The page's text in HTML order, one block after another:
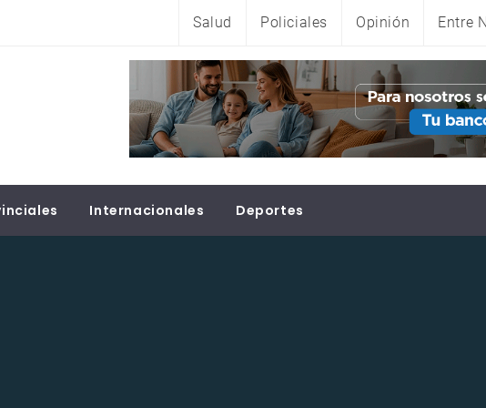
Salud Policiales Opinión Entre
Internacionales Deportes